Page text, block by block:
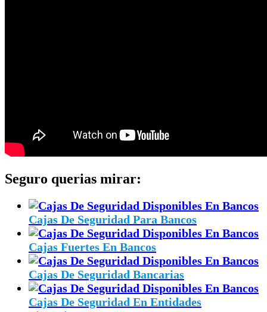
Seguro querias mirar:
Cajas De Seguridad Para Bancos
Cajas Fuertes En Bancos
Cajas De Seguridad Bancarias
Cajas De Seguridad En Entidades